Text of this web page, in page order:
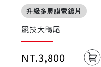
升級多層膜電鍍片
競技大鴨尾
NT.3,800